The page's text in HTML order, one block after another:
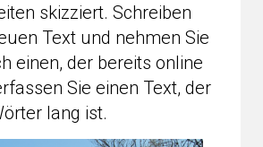
skizziert. Schreiben
Text und nehmen Sie
einen, der bereits online
Sie einen Text, der
lang ist.